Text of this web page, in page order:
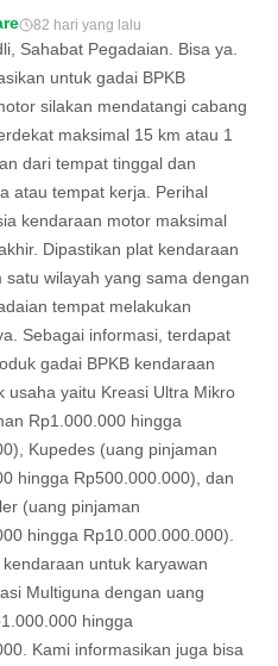
82 hari yang lalu
Sahabat Pegadaian. Bisa ya.
untuk gadai BPKB
silakan mendatangi cabang
maksimal 15 km atau 1
dari tempat tinggal dan
atau tempat kerja. Perihal
kendaraan motor maksimal
Dipastikan plat kendaraan
satu wilayah yang sama dengan
tempat melakukan
Sebagai informasi, terdapat
gadai BPKB kendaraan
usaha yaitu Kreasi Ultra Mikro
Rp1.000.000 hingga
Kupedes (uang pinjaman
hingga Rp500.000.000), dan
(uang pinjaman
hingga Rp10.000.000.000).
kendaraan untuk karyawan
Multiguna dengan uang
hingga
Kami informasikan juga bisa